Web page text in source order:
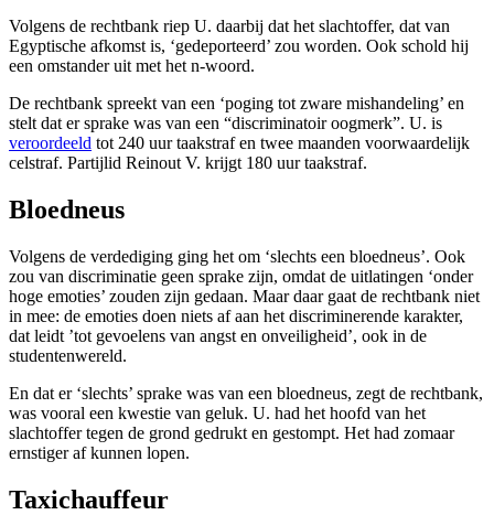
Volgens de rechtbank riep U. daarbij dat het slachtoffer, dat van
Egyptische afkomst is, ‘gedeporteerd’ zou worden. Ook schold hij
een omstander uit met het n-woord.
De rechtbank spreekt van een ‘poging tot zware mishandeling’ en
stelt dat er sprake was van een “discriminatoir oogmerk”. U. is
veroordeeld tot 240 uur taakstraf en twee maanden voorwaardelijk
celstraf. Partijlid Reinout V. krijgt 180 uur taakstraf.
Bloedneus
Volgens de verdediging ging het om ‘slechts een bloedneus’. Ook
zou van discriminatie geen sprake zijn, omdat de uitlatingen ‘onder
hoge emoties’ zouden zijn gedaan. Maar daar gaat de rechtbank niet
in mee: de emoties doen niets af aan het discriminerende karakter,
dat leidt ’tot gevoelens van angst en onveiligheid’, ook in de
studentenwereld.
En dat er ‘slechts’ sprake was van een bloedneus, zegt de rechtbank,
was vooral een kwestie van geluk. U. had het hoofd van het
slachtoffer tegen de grond gedrukt en gestompt. Het had zomaar
ernstiger af kunnen lopen.
Taxichauffeur